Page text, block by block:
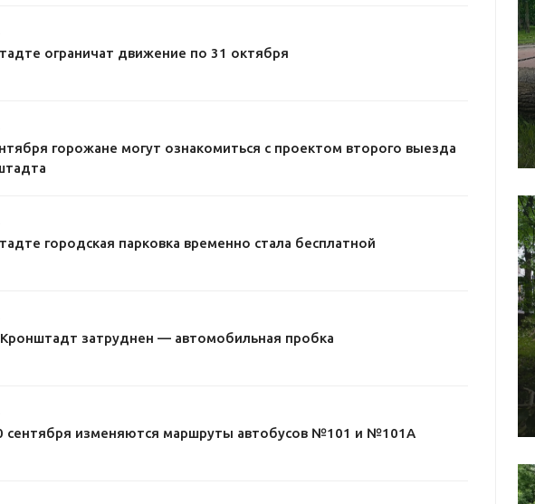
ограничат движение по 31 октября
горожане могут ознакомиться с проектом второго выезда
городская парковка временно стала бесплатной
затруднен — автомобильная пробка
сентября изменяются маршруты автобусов №101 и №101А